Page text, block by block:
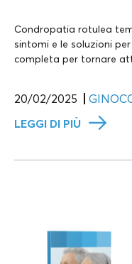
Condropatia rotulea
sintomi e le soluzioni
completa per tornare
20/02/2025
LEGGI DI PIÙ